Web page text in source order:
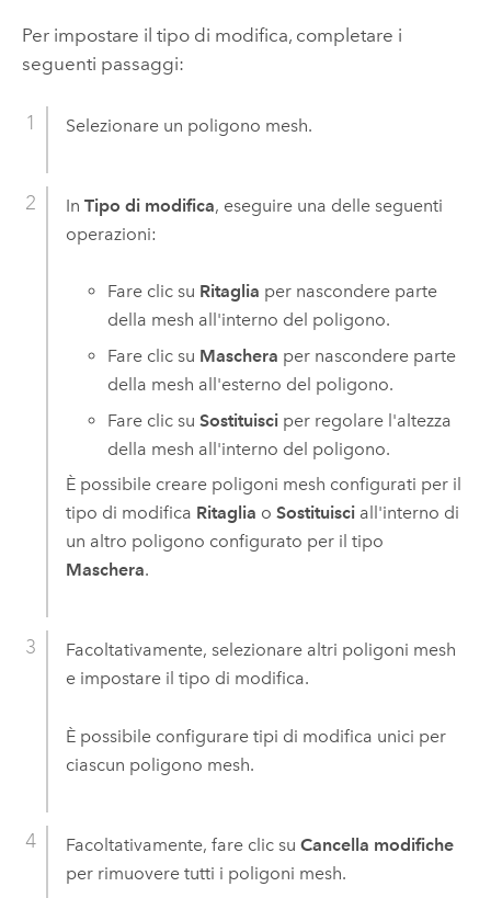
Per impostare il tipo di modifica, completare i
seguenti passaggi:
Selezionare un poligono mesh.
In Tipo di modifica, eseguire una delle seguenti
operazioni:
Fare clic su Ritaglia per nascondere parte
della mesh all'interno del poligono.
Fare clic su Maschera per nascondere parte
della mesh all'esterno del poligono.
Fare clic suSostituisci per regolare l'altezza
della mesh all'interno del poligono.
È possibile creare poligoni mesh configurati per il
tipo di modifica Ritaglia o Sostituisciall'interno di
un altro poligono configurato per il tipo
Maschera.
Facoltativamente, selezionare altri poligoni mesh
e impostare il tipo di modifica.
È possibile configurare tipi di modifica unici per
ciascun poligono mesh.
Facoltativamente, fare clic su Cancella modifiche
per rimuovere tutti i poligoni mesh.